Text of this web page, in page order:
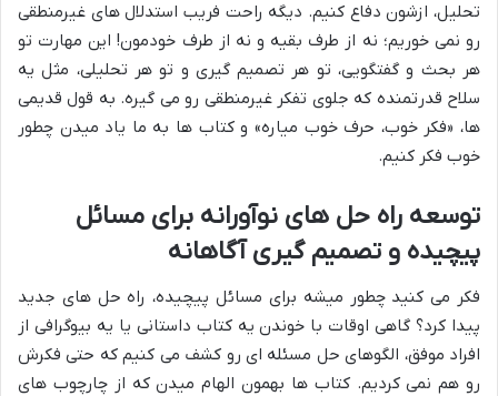
تحلیل، ازشون دفاع کنیم. دیگه راحت فریب استدلال های غیرمنطقی
رو نمی خوریم؛ نه از طرف بقیه و نه از طرف خودمون! این مهارت تو
هر بحث و گفتگویی، تو هر تصمیم گیری و تو هر تحلیلی، مثل یه
سلاح قدرتمنده که جلوی تفکر غیرمنطقی رو می گیره. به قول قدیمی
ها، «فکر خوب، حرف خوب میاره» و کتاب ها به ما یاد میدن چطور
خوب فکر کنیم.
توسعه راه حل های نوآورانه برای مسائل
پیچیده و تصمیم گیری آگاهانه
فکر می کنید چطور میشه برای مسائل پیچیده، راه حل های جدید
پیدا کرد؟ گاهی اوقات با خوندن یه کتاب داستانی یا یه بیوگرافی از
افراد موفق، الگوهای حل مسئله ای رو کشف می کنیم که حتی فکرش
رو هم نمی کردیم. کتاب ها بهمون الهام میدن که از چارچوب های